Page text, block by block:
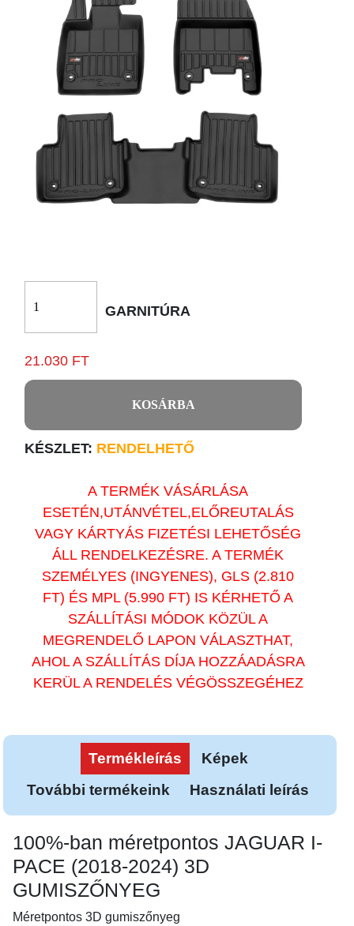
GARNITÚRA
21.030 FT
KOSÁRBA
KÉSZLET: RENDELHETŐ
A TERMÉK VÁSÁRLÁSA
ESETÉN,UTÁNVÉTEL,ELŐREUTALÁS
VAGY KÁRTYÁS FIZETÉSI LEHETŐSÉG
ÁLL RENDELKEZÉSRE. A TERMÉK
SZEMÉLYES (INGYENES), GLS (2.810
FT) ÉS MPL (5.990 FT) IS KÉRHETŐ A
SZÁLLÍTÁSI MÓDOK KÖZÜL A
MEGRENDELŐ LAPON VÁLASZTHAT,
AHOL A SZÁLLÍTÁS DÍJA HOZZÁADÁSRA
KERÜL A RENDELÉS VÉGÖSSZEGÉHEZ
Termékleírás
Képek
További termékeink
Használati leírás
100%-ban méretpontos JAGUAR I-
PACE (2018-2024) 3D
GUMISZŐNYEG
Méretpontos 3D gumiszőnyeg